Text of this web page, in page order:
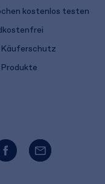
kostenlos testen
Käuferschutz